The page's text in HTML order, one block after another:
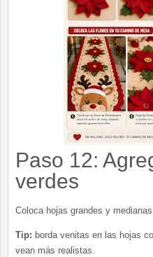
Paso 12:
verdes
Coloca hojas grandes y
Tip: borda venitas en las hojas
vean más realistas.